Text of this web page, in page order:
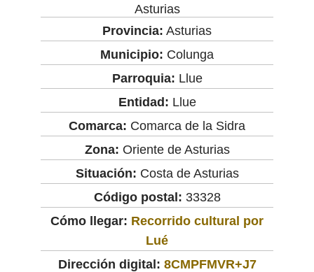
Asturias
Provincia: Asturias
Municipio: Colunga
Parroquia: Llue
Entidad: Llue
Comarca: Comarca de la Sidra
Zona: Oriente de Asturias
Situación: Costa de Asturias
Código postal: 33328
Cómo llegar: Recorrido cultural por
Lué
Dirección digital: 8CMPFMVR+J7